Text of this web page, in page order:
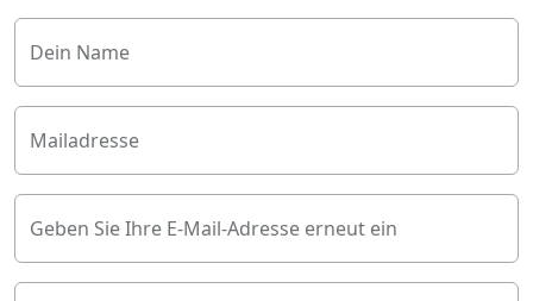
Dein Name
Mailadresse
Geben Sie Ihre E-Mail-Adresse erneut ein